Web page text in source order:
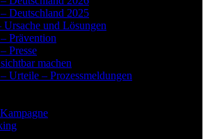
Deutschland 2025
Ursache und Lösungen
Prävention
Presse
machen
Urteile – Prozessmeldungen